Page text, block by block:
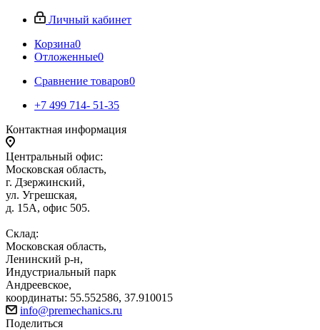
Личный кабинет
Корзина0
Отложенные0
Сравнение товаров0
+7 499 714- 51-35
Контактная информация
Центральный офис:
Московская область,
г. Дзержинский,
ул. Угрешская,
д. 15А, офис 505.
Склад:
Московская область,
Ленинский р-н,
Индустриальный парк
Андреевское,
координаты: 55.552586, 37.910015
info@premechanics.ru
Поделиться